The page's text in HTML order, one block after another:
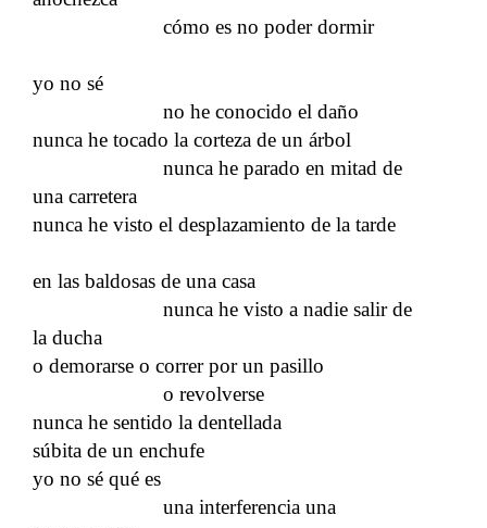
cómo es no poder dormir
yo no sé
no he conocido el daño
nunca he tocado la corteza de un árbol
nunca he parado en mitad de
una carretera
nunca he visto el desplazamiento de la tarde
en las baldosas de una casa
nunca he visto a nadie salir de
la ducha
o demorarse o correr por un pasillo
o revolverse
nunca he sentido la dentellada
súbita de un enchufe
yo no sé qué es
una interferencia una